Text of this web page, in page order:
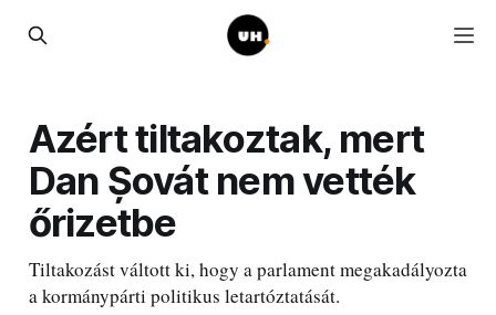
Azért tiltakoztak, mert
Dan Șovát nem vették
őrizetbe
Tiltakozást váltott ki, hogy a parlament megakadályozta
a kormánypárti politikus letartóztatását.